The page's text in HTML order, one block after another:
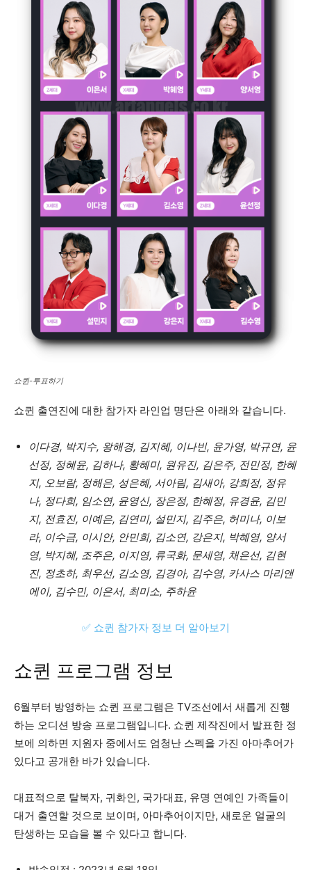
쇼퀸-투표하기
쇼퀸 출연진에 대한 참가자 라인업 명단은 아래와 같습니다.
이다경, 박지수, 왕해경, 김지혜, 이나빈, 윤가영, 박규연, 윤
선정, 정혜윤, 김하나, 황혜미, 원유진, 김은주, 전민정, 한혜
지, 오보람, 정해은, 성은혜, 서아림, 김새아, 강희정, 정유
나, 정다희, 임소연, 윤영신, 장은정, 한혜정, 유경윤, 김민
지, 전효진, 이예은, 김연미, 설민지, 김주은, 허미나, 이보
라, 이수금, 이시안, 안민희, 김소연, 강은지, 박혜영, 양서
영, 박지혜, 조주은, 이지영, 류국화, 문세영, 채은선, 김현
진, 정초하, 최우선, 김소영, 김경아, 김수영, 카사스 마리앤
에이, 김수민, 이은서, 최미소, 주하윤
✅ 쇼퀸 참가자 정보 더 알아보기
쇼퀸 프로그램 정보
6월부터 방영하는 쇼퀸 프로그램은 TV조선에서 새롭게 진행
하는 오디션 방송 프로그램입니다. 쇼퀸 제작진에서 발표한 정
보에 의하면 지원자 중에서도 엄청난 스펙을 가진 아마추어가
있다고 공개한 바가 있습니다.
대표적으로 탈북자, 귀화인, 국가대표, 유명 연예인 가족들이
대거 출연할 것으로 보이며, 아마추어이지만, 새로운 얼굴의
탄생하는 모습을 볼 수 있다고 합니다.